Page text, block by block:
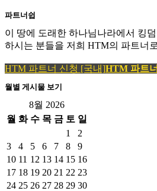
파트너쉽
이 땅에 도래한 하나님나라에서 킹
하시는 분들을 저희 HTM의 파트너
HTM 파트너 신청 [국내]HTM 파트
월별 게시물 보기
8월 2026
월 화 수 목 금 토 일
1
2
3
4 5 6 7 8
9
10 11 12 13 14 15 16
17 18 19 20 21 22 23
24 25 26 27 28 29 30